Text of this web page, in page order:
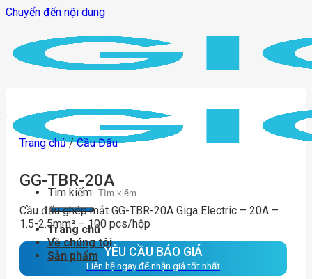
Chuyển đến nội dung
Tìm kiếm:
Trang chủ
Về chúng tôi
Sản phẩm
Trang chủ / Cầu Đấu
GG-TBR-20A
Cầu đấu ghép mắt GG-TBR-20A Giga Electric – 20A –
1.5-2.5mm² – 100 pcs/hộp
YÊU CẦU BÁO GIÁ
Liên hệ ngay để nhận giá tốt nhất